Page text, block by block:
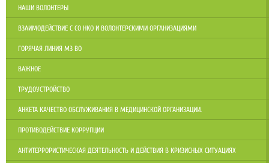
НАШИ ВОЛОНТЕРЫ
ВЗАИМОДЕЙСТВИЕ С СО НКО И ВОЛОНТЕРСКИМИ ОРГАНИЗАЦИЯМИ
ГОРЯЧАЯ ЛИНИЯ МЗ ВО
ВАЖНОЕ
ТРУДОУСТРОЙСТВО
АНКЕТА КАЧЕСТВО ОБСЛУЖИВАНИЯ В МЕДИЦИНСКОЙ ОРГАНИЗАЦИИ.
ПРОТИВОДЕЙСТВИЕ КОРРУПЦИИ
АНТИТЕРРОРИСТИЧЕСКАЯ ДЕЯТЕЛЬНОСТЬ И ДЕЙСТВИЯ В КРИЗИСНЫХ СИТУАЦИЯХ